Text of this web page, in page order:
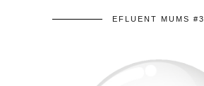
EFLUENT MUMS #3